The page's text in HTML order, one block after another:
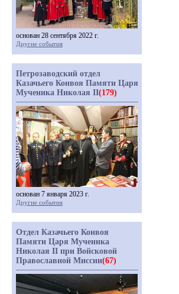
основан 28 сентября 2022 г.
Другие события
Петрозаводский отдел
Казачьего Конвоя Памяти Царя
Мученика Николая II(179)
основан 7 января 2023 г.
Другие события
Отдел Казачьего Конвоя
Памяти Царя Мученика
Николая II при Войсковой
Православной Миссии(67)